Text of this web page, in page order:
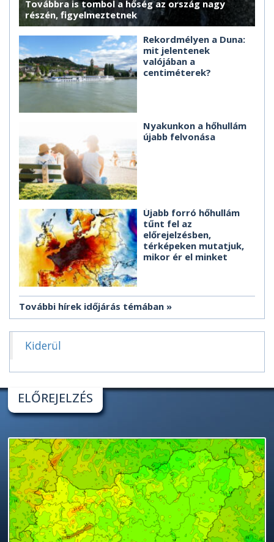
Továbbra is tombol a hőség az ország nagy
részén, figyelmeztetnek
Rekordmélyen a Duna:
mit jelentenek
valójában a
centiméterek?
Nyakunkon a hőhullám
újabb felvonása
Újabb forró hőhullám
tűnt fel az
előrejelzésben,
térképeken mutatjuk,
mikor ér el minket
További hírek időjárás témában
Kiderül
ELŐREJELZÉS